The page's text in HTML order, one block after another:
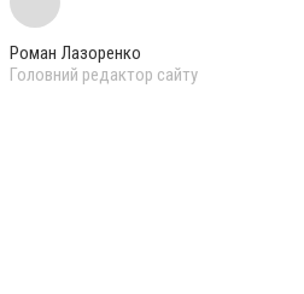
Роман Лазоренко
Головний редактор сайту